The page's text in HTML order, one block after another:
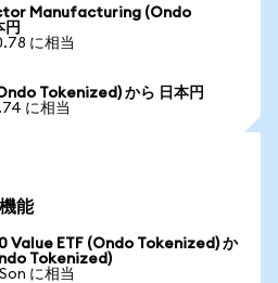
Manufacturing (Ondo
円
に相当
Tokenized) から 日本円
に相当
能
Value ETF (Ondo Tokenized) か
Tokenized)
に相当